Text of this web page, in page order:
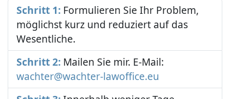
Schritt 1: Formulieren Sie Ihr Problem,
möglichst kurz und reduziert auf das
Wesentliche.
Schritt 2: Mailen Sie mir. E-Mail:
wachter@wachter-lawoffice.eu